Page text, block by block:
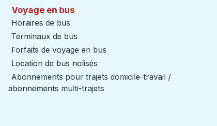
Voyage en bus
Horaires de bus
Terminaux de bus
Forfaits de voyage en bus
Location de bus nolisés
Abonnements pour trajets domicile-travail /
abonnements multi-trajets